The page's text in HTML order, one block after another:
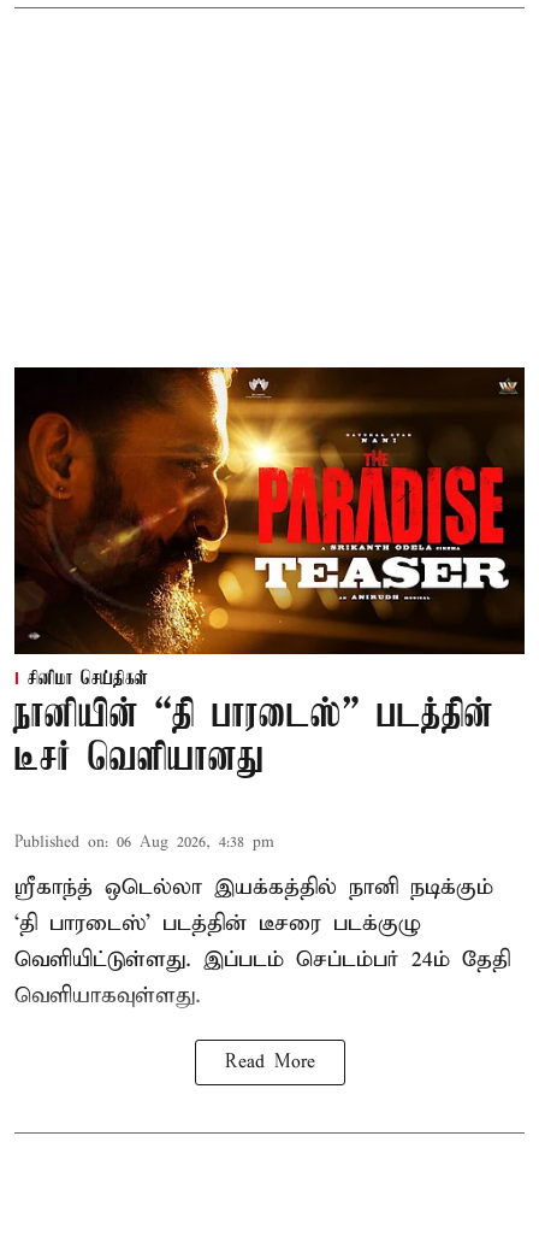
சினிமா செய்திகள்
நானியின் “தி பாரடைஸ்” படத்தின்
டீசர் வெளியானது
Published on: 06 Aug 2026, 4:38 pm
ஸ்ரீகாந்த் ஒடெல்லா இயக்கத்தில் நானி நடிக்கும்
‘தி பாரடைஸ்’ படத்தின் டீசரை படக்குழு
வெளியிட்டுள்ளது. இப்படம் செப்டம்பர் 24ம் தேதி
வெளியாகவுள்ளது.
Read More